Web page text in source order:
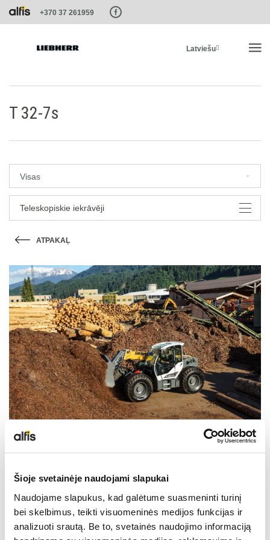
Šioje svetainėje naudojami slapukai
Naudojame slapukus, kad galėtume suasmeninti turinį
bei skelbimus, teikti visuomeninės medijos funkcijas ir
analizuoti srautą. Be to, svetainės naudojimo informaciją
Paste this code as high in the of the page as possible:
+370 37 261959
Latviešu
PAKALPOJUMI UN RISINĀJUMI
LIEBHERR SISTĒMAS
LIEBHERR USED
KARJERAS IESPĒJAS
APIE MUS
KONTAKTI
T 32-7s
Visas
Teleskopiskie iekrāvēji
ATPAKAĻ
Ekspluatācijas masa